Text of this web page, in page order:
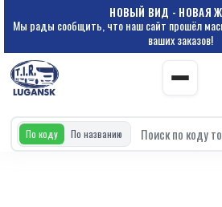
НОВЫЙ ВИД - НОВАЯ
Мы рады сообщить, что наш сайт прошёл
ваших заказов!
По коду По названию